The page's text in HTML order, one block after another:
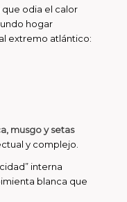
que odia el calor
hogar
extremo atlántico:
musgo y setas
y complejo.
interna
blanca que